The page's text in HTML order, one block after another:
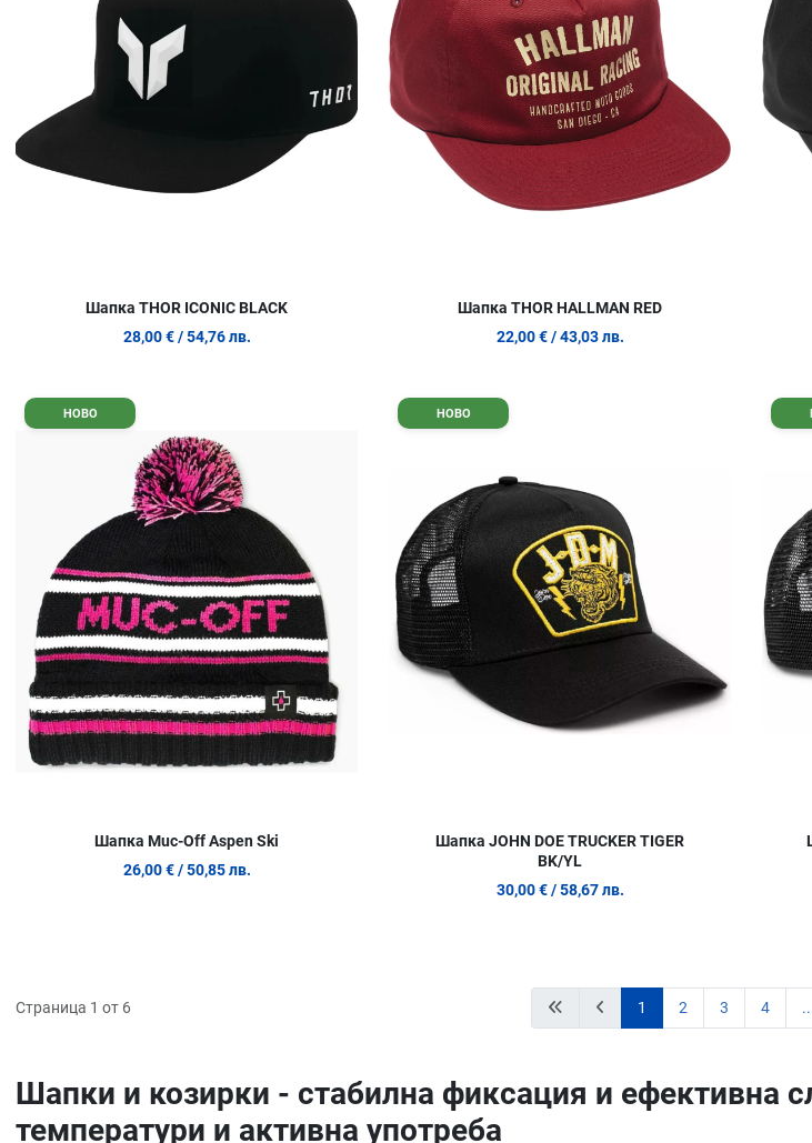
Шапка THOR ICONIC BLACK
28,00 € / 54,76 лв.
Шапка THOR HALLMAN RED
22,00 € / 43,03 лв.
НОВО Добави в любими
Quick View
Шапка Muc-Off Aspen Ski
26,00 € / 50,85 лв.
НОВО Добави в
Quick View
Шапка JOHN DOE TRUCKER TIGER
BK/YL
30,00 € / 58,67 лв.
Страница 1 от 6 1 2 3 4
Шапки и козирки - стабилна фиксация и ефективна
температури и активна употреба